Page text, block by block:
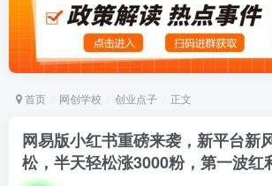
首页 网创学校 创业点子 正文
网易版小红书重磅来袭，新平台新
松，半天轻松涨3000粉，第一波红